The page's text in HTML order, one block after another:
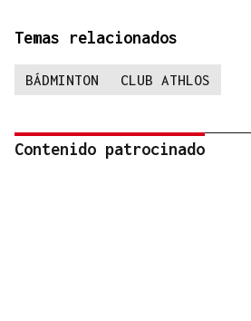
Temas relacionados
BÁDMINTON CLUB ATHLOS
Contenido patrocinado